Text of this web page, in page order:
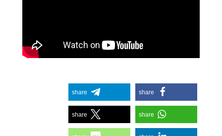
share
share
share
share